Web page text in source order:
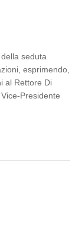
seduta
esprimendo,
al Rettore Di
Presidente